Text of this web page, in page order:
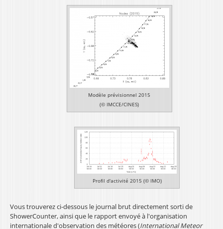
Modèle prévisionnel 2015
(© IMCCE/CINES)
Profil d'activité 2015 (© IMO)
Vous trouverez ci-dessous le journal brut directement sorti de
ShowerCounter, ainsi que le rapport envoyé à l'organisation
internationale d'observation des météores (InternationalMeteor